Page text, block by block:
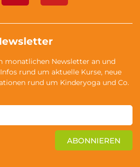
monatlichen Newsletter an und
rund um aktuelle Kurse, neue
rund um Kinderyoga und Co.
ABONNIEREN